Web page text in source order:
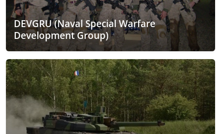
DEVGRU (Naval Special Warfare
Development Group)